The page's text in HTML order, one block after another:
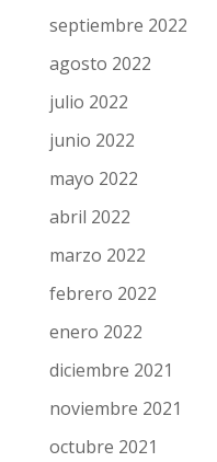
septiembre 2022
agosto 2022
julio 2022
junio 2022
mayo 2022
abril 2022
marzo 2022
febrero 2022
enero 2022
diciembre 2021
noviembre 2021
octubre 2021